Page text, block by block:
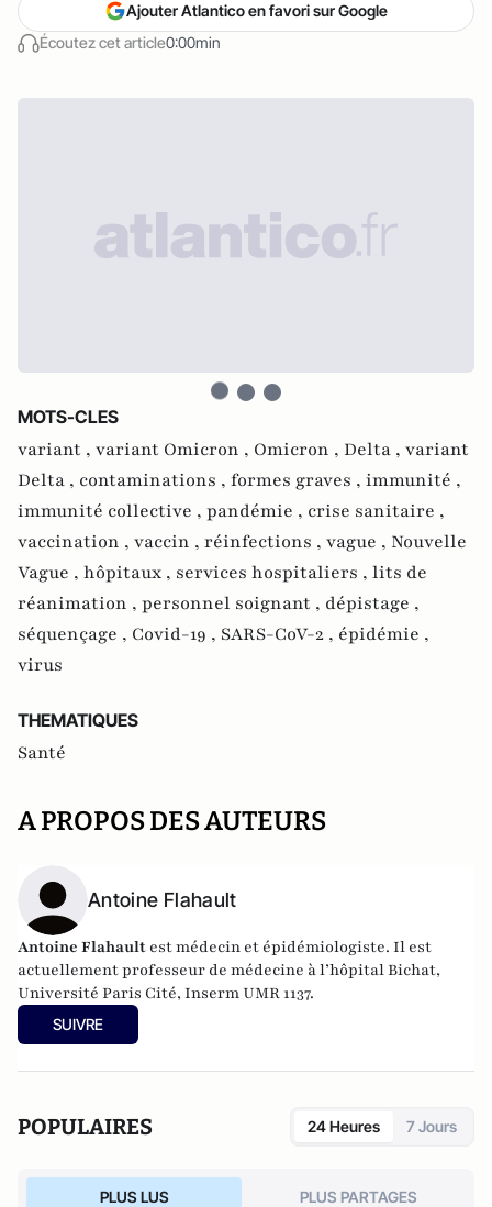
Écoutez cet article0:00min
Ajouter Atlantico en favori sur Google
MOTS-CLES
variant , variant Omicron , Omicron , Delta , variant
Delta , contaminations , formes graves , immunité ,
immunité collective , pandémie , crise sanitaire ,
vaccination , vaccin , réinfections , vague , Nouvelle
Vague , hôpitaux , services hospitaliers , lits de
réanimation , personnel soignant , dépistage ,
séquençage , Covid-19 , SARS-CoV-2 , épidémie ,
virus
THEMATIQUES
Santé
A PROPOS DES AUTEURS
Antoine Flahault
Antoine Flahault est médecin et épidémiologiste. Il est
actuellement professeur de médecine à l’hôpital Bichat,
Université Paris Cité, Inserm UMR 1137.
SUIVRE
POPULAIRES 24 Heures 7 Jours
PLUS LUS PLUS PARTAGES